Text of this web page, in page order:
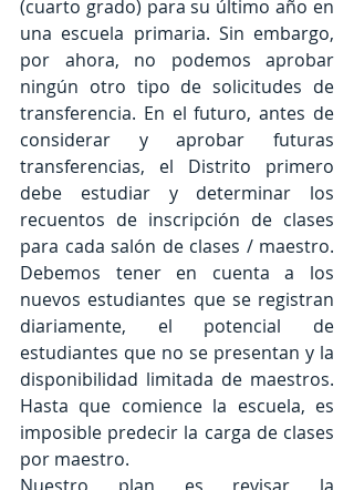
(cuarto grado) para su último año en
una escuela primaria. Sin embargo,
por ahora, no podemos aprobar
ningún otro tipo de solicitudes de
transferencia. En el futuro, antes de
considerar y aprobar futuras
transferencias, el Distrito primero
debe estudiar y determinar los
recuentos de inscripción de clases
para cada salón de clases / maestro.
Debemos tener en cuenta a los
nuevos estudiantes que se registran
diariamente, el potencial de
estudiantes que no se presentan y la
disponibilidad limitada de maestros.
Hasta que comience la escuela, es
imposible predecir la carga de clases
por maestro.